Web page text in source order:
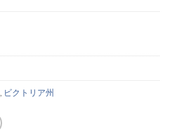
ビクトリア州